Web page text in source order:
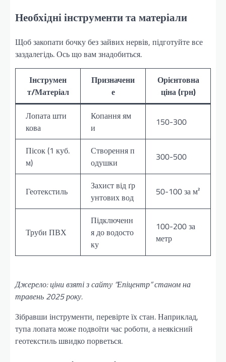
Необхідні інструменти та матеріали
Щоб закопати бочку без зайвих нервів, підготуйте все
заздалегідь. Ось що вам знадобиться.
Інструмен
т/Матеріал
Призначени
е
Орієнтовна
ціна (грн)
Лопата шти
кова
Копання ям
и
150-300
Пісок (1 куб.
м)
Створення п
одушки
300-500
Геотекстиль
Захист від ґр
унтових вод
50-100 за м²
Труби ПВХ
Підключенн
я до водосто
ку
100-200 за
метр
Джерело: ціни взяті з сайту “Епіцентр” станом на
травень 2025 року.
Зібравши інструменти, перевірте їх стан. Наприклад,
тупа лопата може подвоїти час роботи, а неякісний
геотекстиль швидко порветься.